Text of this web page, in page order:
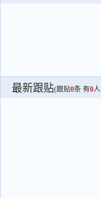
最新跟贴(跟贴0条 有0